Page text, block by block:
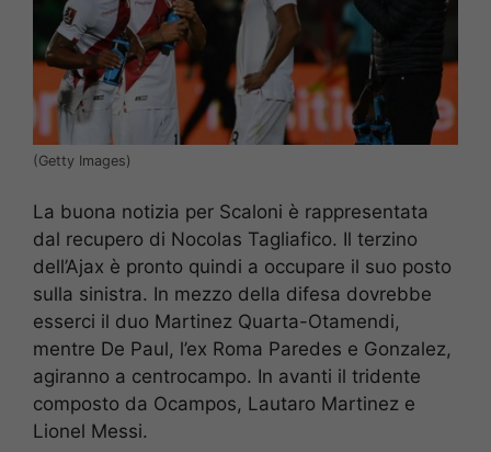
(Getty Images)
La buona notizia per Scaloni è rappresentata
dal recupero di Nocolas Tagliafico. Il terzino
dell’Ajax è pronto quindi a occupare il suo posto
sulla sinistra. In mezzo della difesa dovrebbe
esserci il duo Martinez Quarta-Otamendi,
mentre De Paul, l’ex Roma Paredes e Gonzalez,
agiranno a centrocampo. In avanti il tridente
composto da Ocampos, Lautaro Martinez e
Lionel Messi.